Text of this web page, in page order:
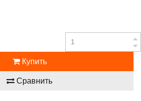
Купить
Сравнить